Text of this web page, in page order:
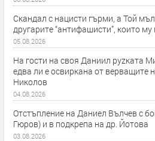
Скандал с нацисти гърми, а Той
другарите “антифашисти”, които му
05.08.2026
На гости на своя Даниил руzката
едва ли е освиркана от верващите
Николов
04.08.2026
Отстъпление на Даниел Вълчев с
Гюров) и в подкрепа на др. Йотова
03.08.2026